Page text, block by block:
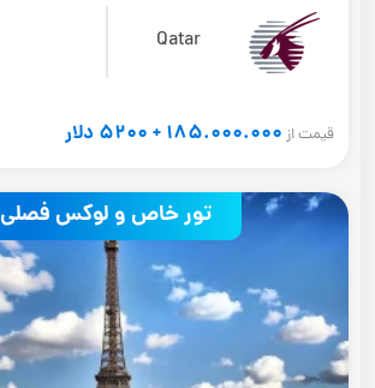
Qatar
قیمت از 185.000.000 + 5200 دلار
تور خاص و لوکس فصلی